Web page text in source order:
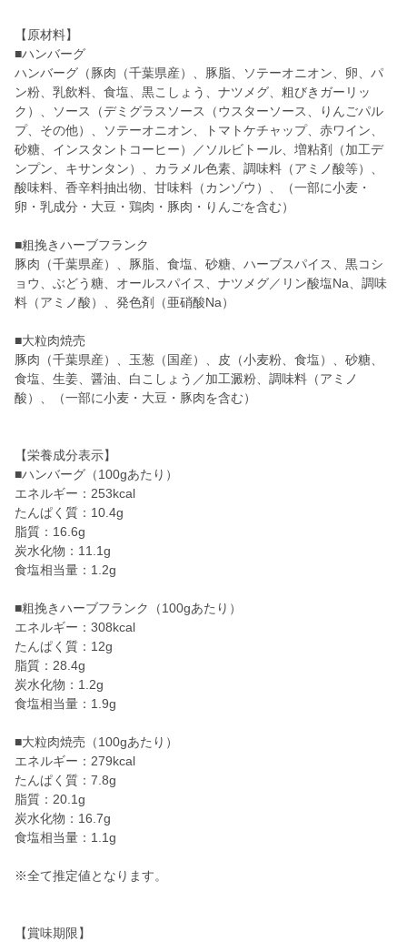
【原材料】
■ハンバーグ
ハンバーグ（豚肉（千葉県産）、豚脂、ソテーオニオン、卵、パ
ン粉、乳飲料、食塩、黒こしょう、ナツメグ、粗びきガーリッ
ク）、ソース（デミグラスソース（ウスターソース、りんごパル
プ、その他）、ソテーオニオン、トマトケチャップ、赤ワイン、
砂糖、インスタントコーヒー）／ソルビトール、増粘剤（加工デ
ンプン、キサンタン）、カラメル色素、調味料（アミノ酸等）、
酸味料、香辛料抽出物、甘味料（カンゾウ）、（一部に小麦・
卵・乳成分・大豆・鶏肉・豚肉・りんごを含む）
■粗挽きハーブフランク
豚肉（千葉県産）、豚脂、食塩、砂糖、ハーブスパイス、黒コシ
ョウ、ぶどう糖、オールスパイス、ナツメグ／リン酸塩Na、調味
料（アミノ酸）、発色剤（亜硝酸Na）
■大粒肉焼売
豚肉（千葉県産）、玉葱（国産）、皮（小麦粉、食塩）、砂糖、
食塩、生姜、醤油、白こしょう／加工澱粉、調味料（アミノ
酸）、（一部に小麦・大豆・豚肉を含む）
【栄養成分表示】
■ハンバーグ（100gあたり）
エネルギー：253kcal
たんぱく質：10.4g
脂質：16.6g
炭水化物：11.1g
食塩相当量：1.2g
■粗挽きハーブフランク（100gあたり）
エネルギー：308kcal
たんぱく質：12g
脂質：28.4g
炭水化物：1.2g
食塩相当量：1.9g
■大粒肉焼売（100gあたり）
エネルギー：279kcal
たんぱく質：7.8g
脂質：20.1g
炭水化物：16.7g
食塩相当量：1.1g
※全て推定値となります。
【賞味期限】